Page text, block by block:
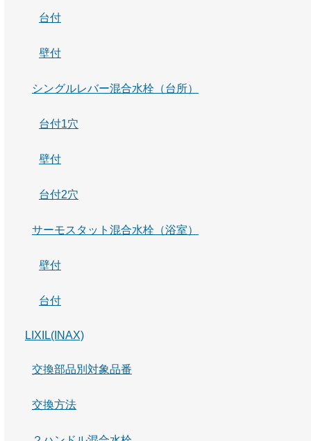
台付
壁付
シングルレバー混合水栓（台所）
台付1穴
壁付
台付2穴
サーモスタット混合水栓（浴室）
壁付
台付
LIXIL(INAX)
交換部品別対象品番
交換方法